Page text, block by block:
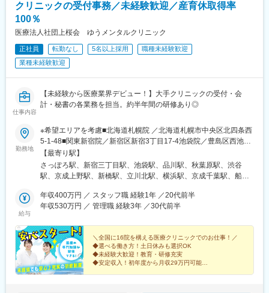
クリニックの受付事務／未経験歓迎／産育休取得率
100％
医療法人社団上桜会 ゆうメンタルクリニック
正社員 転勤なし 5名以上採用
職種未経験歓迎
業種未経験歓迎
仕事内容
【未経験から医療業界デビュー！】大手クリニックの受付・会
計・秘書の各業務を担当。約半年間の研修あり◎
勤務地
※希望エリアを考慮■北海道札幌院 ／北海道札幌市中央区北四条西
5-1-48■関東新宿院／新宿区新宿3丁目17-4池袋院／豊島区西池袋
1-15-9品川院／港区港南2-3-1秋葉原院／千代田区神田佐久間町1-
13渋谷院／渋谷区道玄坂1-3-1 ※26年11月リニューアル予定（勤
務開始は10月中旬から）上野院／台東区上野6-16-16新橋院／港
幸1-11-20千葉院／千葉市中央区富士見2-2-3船橋院／船橋市本町7
丁目1-1 ※26年10月開院予定（勤務開始は9月中旬から）大宮院
10-1神戸三宮院／神戸市中央区琴ノ緒町5-4-8京都院／京都市下京
区塩小路通烏丸西入東塩小路町614
【最寄り駅】
さっぽろ駅、新宿三丁目駅、池袋駅、品川駅、秋葉原駅、渋谷
駅、京成上野駅、新橋駅、立川北駅、横浜駅、京成千葉駅、船橋
幌駅、新宿駅(東京メトロ)、高輪ゲートウェイ駅、岩本町駅、神泉
駅、上野駅、汐留駅、立川駅、栄町駅(千葉県)、京成船橋駅、北新
上野御徒町駅、内幸町駅、立川南駅、千葉駅、東海神駅、東梅田
駅、神戸三宮駅(阪神)
給与
年収400万円 ／ スタッフ職 経験1年 ／20代前半
年収530万円 ／ 管理職 経験3年 ／30代前半
＼全国に16院を構える医療クリニックでのお仕事！／
◆選べる働き方！土日休みも選択OK
◆未経験大歓迎！教育・研修充実
◆安定収入！初年度から月収29万円可能